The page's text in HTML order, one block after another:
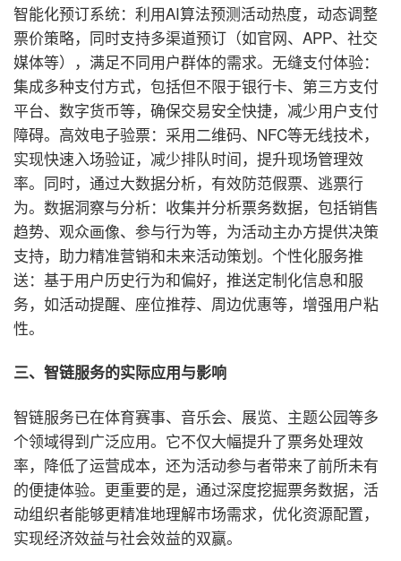
智能化预订系统：利用AI算法预测活动热度，动态调整
票价策略，同时支持多渠道预订（如官网、APP、社交
媒体等），满足不同用户群体的需求。 无缝支付体验：
集成多种支付方式，包括但不限于银行卡、第三方支付
平台、数字货币等，确保交易安全快捷，减少用户支付
障碍。 高效电子验票：采用二维码、NFC等无线技术，
实现快速入场验证，减少排队时间，提升现场管理效
率。同时，通过大数据分析，有效防范假票、逃票行
为。 数据洞察与分析：收集并分析票务数据，包括销售
趋势、观众画像、参与行为等，为活动主办方提供决策
支持，助力精准营销和未来活动策划。 个性化服务推
送：基于用户历史行为和偏好，推送定制化信息和服
务，如活动提醒、座位推荐、周边优惠等，增强用户粘
性。
三、智链服务的实际应用与影响
智链服务已在体育赛事、音乐会、展览、主题公园等多
个领域得到广泛应用。它不仅大幅提升了票务处理效
率，降低了运营成本，还为活动参与者带来了前所未有
的便捷体验。更重要的是，通过深度挖掘票务数据，活
动组织者能够更精准地理解市场需求，优化资源配置，
实现经济效益与社会效益的双赢。